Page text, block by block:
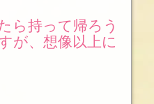
が、想像以上に